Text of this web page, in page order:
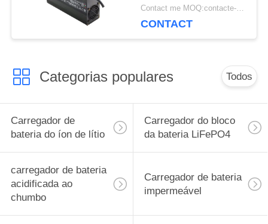
eficiente
Contact me MOQ:contacte-me
CONTACT
Categorias populares Todos
Carregador de
bateria do íon de lítio
Carregador do bloco
da bateria LiFePO4
carregador de bateria
acidificada ao
chumbo
Carregador de bateria
impermeável